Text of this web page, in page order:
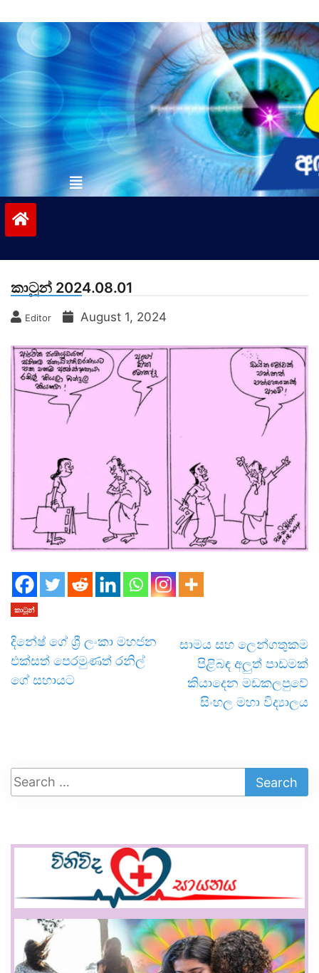
to
contentvinivida.lk
කාටූන් 2024.08.01
Editor August 1, 2024
කාටූන්
දිනේෂ් ගේ ශ්‍රී ලංකා මහජන
එක්සත් පෙරමුණත් රනිල්
ගේ සහායට
සාමය සහ ලෙන්ගතුකම
පිළිබඳ අලුත් පාඩමක්
කියාදෙන මඩකලපුවේ
සිංහල මහා විද්‍යාලය